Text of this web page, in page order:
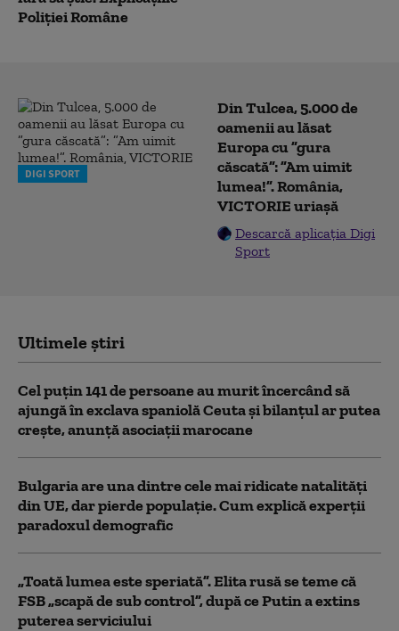
Poliției Române
DIGI SPORT
Din Tulcea, 5.000 de
oamenii au lăsat
Europa cu ”gura
căscată”: ”Am uimit
lumea!”. România,
VICTORIE uriașă
Descarcă aplicația Digi
Sport
Ultimele știri
Cel puţin 141 de persoane au murit încercând să
ajungă în exclava spaniolă Ceuta şi bilanţul ar putea
creşte, anunță asociații marocane
Bulgaria are una dintre cele mai ridicate natalități
din UE, dar pierde populație. Cum explică experții
paradoxul demografic
„Toată lumea este speriată”. Elita rusă se teme că
FSB „scapă de sub control”, după ce Putin a extins
puterea serviciului